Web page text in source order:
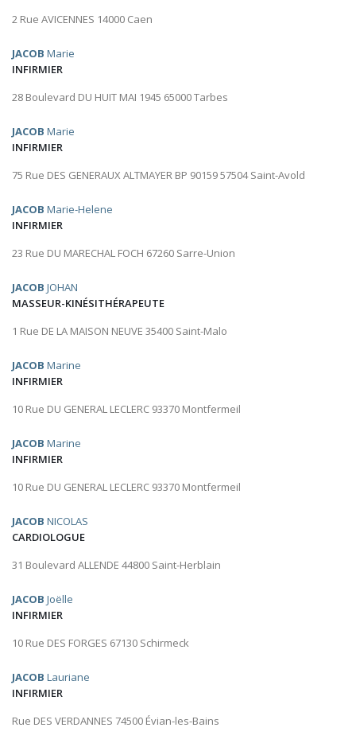
2 Rue AVICENNES 14000 Caen
JACOB Marie
INFIRMIER
28 Boulevard DU HUIT MAI 1945 65000 Tarbes
JACOB Marie
INFIRMIER
75 Rue DES GENERAUX ALTMAYER BP 90159 57504 Saint-Avold
JACOB Marie-Helene
INFIRMIER
23 Rue DU MARECHAL FOCH 67260 Sarre-Union
JACOB JOHAN
MASSEUR-KINÉSITHÉRAPEUTE
1 Rue DE LA MAISON NEUVE 35400 Saint-Malo
JACOB Marine
INFIRMIER
10 Rue DU GENERAL LECLERC 93370 Montfermeil
JACOB Marine
INFIRMIER
10 Rue DU GENERAL LECLERC 93370 Montfermeil
JACOB NICOLAS
CARDIOLOGUE
31 Boulevard ALLENDE 44800 Saint-Herblain
JACOB Joëlle
INFIRMIER
10 Rue DES FORGES 67130 Schirmeck
JACOB Lauriane
INFIRMIER
Rue DES VERDANNES 74500 Évian-les-Bains